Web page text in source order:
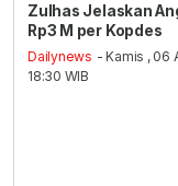
Zulhas Jelaskan
Rp3 M per Kopdes
Dailynews - Kamis , 06
18:30 WIB